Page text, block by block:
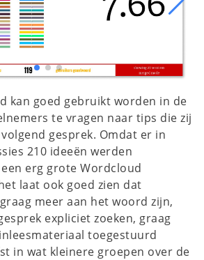
kan goed gebruikt worden in de
te vragen naar tips die zij
gesprek. Omdat er in
210 ideeën werden
erg grote Wordcloud
laat ook goed zien dat
meer aan het woord zijn,
expliciet zoeken, graag
toegestuurd
in wat kleinere groepen over de